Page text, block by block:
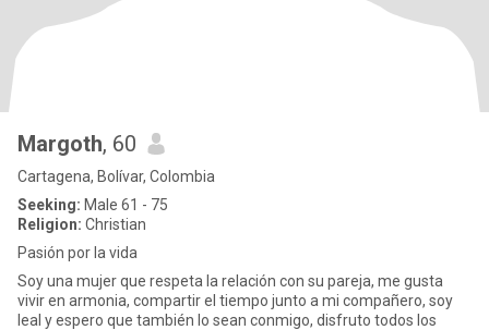
Margoth, 60
Cartagena, Bolívar, Colombia
Seeking: Male 61 - 75
Religion: Christian
Pasión por la vida
Soy una mujer que respeta la relación con su pareja, me gusta
vivir en armonia, compartir el tiempo junto a mi compañero, soy
leal y espero que también lo sean conmigo, disfruto todos los